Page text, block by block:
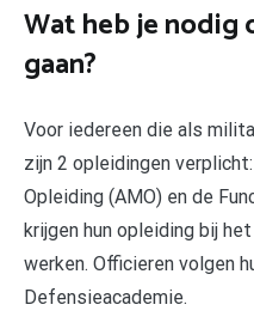
Wat heb je nodig
gaan?
Voor iedereen die als
zijn 2 opleidingen
Opleiding (AMO) en de
krijgen hun opleiding bij
werken. Officieren volgen
Defensieacademie.